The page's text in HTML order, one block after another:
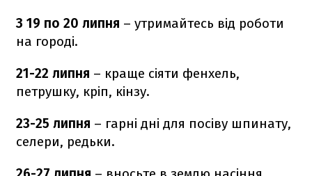
З 19 по 20 липня – утримайтесь від роботи
на городі.
21-22 липня – краще сіяти фенхель,
петрушку, кріп, кінзу.
23-25 липня – гарні дні для посіву шпинату,
селери, редьки.